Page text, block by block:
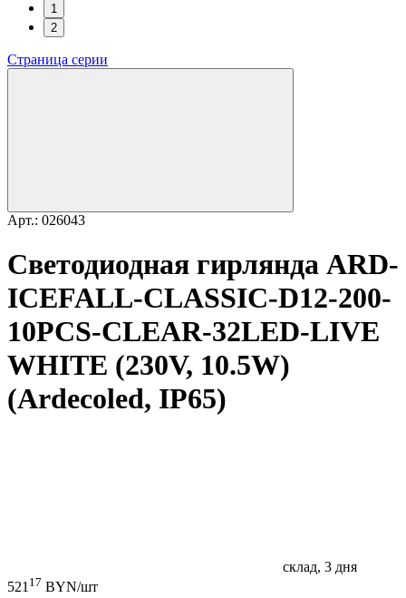
1
2
Страница серии
Арт.: 026043
Светодиодная гирлянда ARD-
ICEFALL-CLASSIC-D12-200-
10PCS-CLEAR-32LED-LIVE
WHITE (230V, 10.5W)
(Ardecoled, IP65)
склад, 3 дня
521 17 BYN/шт